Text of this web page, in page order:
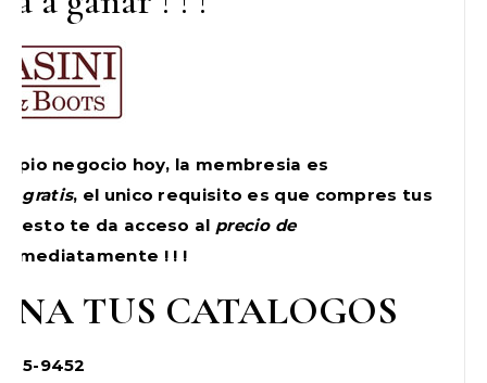
negocio hoy, la membresia es
gratis, el unico requisito es que compres tus
esto te da acceso al precio de
! ! !
TUS CATALOGOS
9452